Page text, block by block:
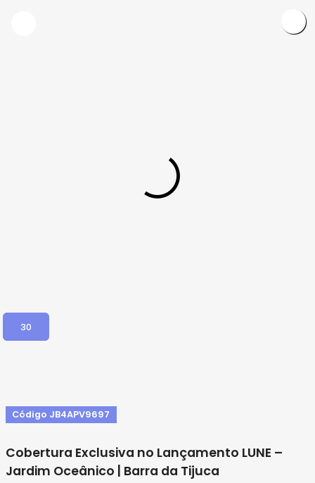
30
Código JB4APV9697
Cobertura Exclusiva no Lançamento LUNE –
Jardim Oceânico | Barra da Tijuca